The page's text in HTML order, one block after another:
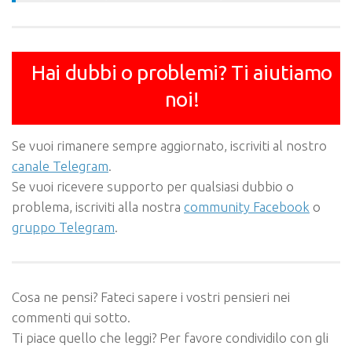
Hai dubbi o problemi? Ti aiutiamo
noi!
Se vuoi rimanere sempre aggiornato, iscriviti al nostro
canale Telegram
Se vuoi ricevere supporto per qualsiasi dubbio o
problema, iscriviti alla nostra community Facebook o
gruppo Telegram
Cosa ne pensi? Fateci sapere i vostri pensieri nei
commenti qui sotto.
Ti piace quello che leggi? Per favore condividilo con gli